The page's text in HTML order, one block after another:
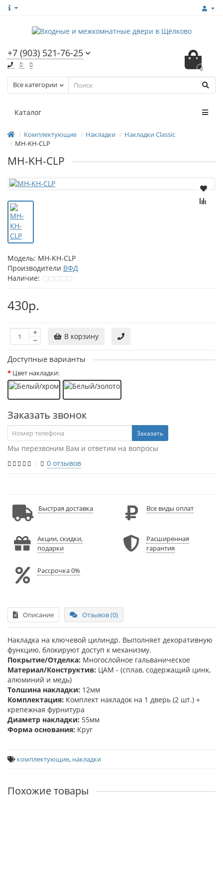
+7 (903) 521-76-25
0
Все категории
Каталог
Комплектующие Накладки
Накладки Classic
MH-KH-CLP
MH-KH-CLP
Модель: MH-KH-CLP
Производители ВФД
Наличие:
430р.
В корзину
Доступные варианты
Цвет накладки:
Заказать звонок
Заказать
Мы перезвоним Вам и ответим на вопросы
0 отзывов
Быстрая доставка Все виды оплат
Акции, скидки,
подарки
Расширенная
гарантия
Рассрочка 0%
Описание Отзывов (0)
Накладка на ключевой цилиндр. Выполняет декоративную
функцию, блокируют доступ к механизму.
Покрытие/Отделка: Многослойное гальваническое
Материал/Конструктив: ЦАМ - (сплав, содержащий цинк,
алюминий и медь)
Толшина накладки: 12мм
Комплектация: Комплект накладок на 1 дверь (2 шт.) +
крепежная фурнитура
Диаметр накладки: 55мм
Форма основания: Круг
комплектующие, накладки
Похожие товары